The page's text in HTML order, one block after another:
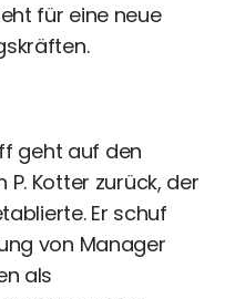
für eine neue
geht auf den
Kotter zurück, der
Er schuf
von Manager
als